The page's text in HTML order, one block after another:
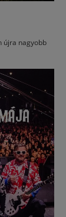
újra nagyobb